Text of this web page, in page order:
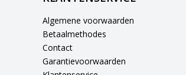
Algemene voorwaarden
Betaalmethodes
Contact
Garantievoorwaarden